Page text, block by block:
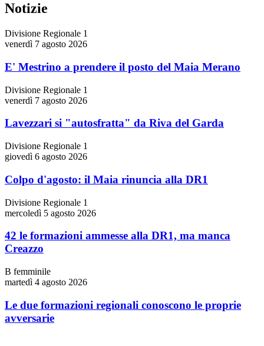
Notizie
Divisione Regionale 1
venerdì 7 agosto 2026
E' Mestrino a prendere il posto del Maia Merano
Divisione Regionale 1
venerdì 7 agosto 2026
Lavezzari si "autosfratta" da Riva del Garda
Divisione Regionale 1
giovedì 6 agosto 2026
Colpo d'agosto: il Maia rinuncia alla DR1
Divisione Regionale 1
mercoledì 5 agosto 2026
42 le formazioni ammesse alla DR1, ma manca
Creazzo
B femminile
martedì 4 agosto 2026
Le due formazioni regionali conoscono le proprie
avversarie